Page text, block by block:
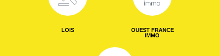
LOIS
OUEST FRANCE
IMMO